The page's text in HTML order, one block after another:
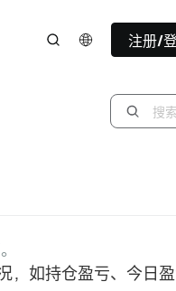
注册/
，如持仓盈亏、今日